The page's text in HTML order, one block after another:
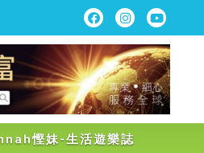
慳妹-生活遊樂誌